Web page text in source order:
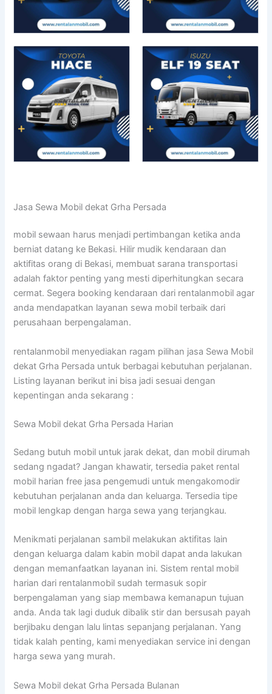
Jasa Sewa Mobil dekat Grha Persada
mobil sewaan harus menjadi pertimbangan ketika anda
berniat datang ke Bekasi. Hilir mudik kendaraan dan
aktifitas orang di Bekasi, membuat sarana transportasi
adalah faktor penting yang mesti diperhitungkan secara
cermat. Segera booking kendaraan dari rentalanmobil agar
anda mendapatkan layanan sewa mobil terbaik dari
perusahaan berpengalaman.
rentalanmobil menyediakan ragam pilihan jasa Sewa Mobil
dekat Grha Persada untuk berbagai kebutuhan perjalanan.
Listing layanan berikut ini bisa jadi sesuai dengan
kepentingan anda sekarang :
Sewa Mobil dekat Grha Persada Harian
Sedang butuh mobil untuk jarak dekat, dan mobil dirumah
sedang ngadat? Jangan khawatir, tersedia paket rental
mobil harian free jasa pengemudi untuk mengakomodir
kebutuhan perjalanan anda dan keluarga. Tersedia tipe
mobil lengkap dengan harga sewa yang terjangkau.
Menikmati perjalanan sambil melakukan aktifitas lain
dengan keluarga dalam kabin mobil dapat anda lakukan
dengan memanfaatkan layanan ini. Sistem rental mobil
harian dari rentalanmobil sudah termasuk sopir
berpengalaman yang siap membawa kemanapun tujuan
anda. Anda tak lagi duduk dibalik stir dan bersusah payah
berjibaku dengan lalu lintas sepanjang perjalanan. Yang
tidak kalah penting, kami menyediakan service ini dengan
harga sewa yang murah.
Sewa Mobil dekat Grha Persada Bulanan